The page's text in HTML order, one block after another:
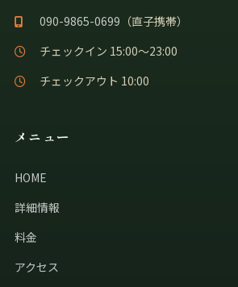
090-9865-0699 （直子携帯）
チェックイン 15:00〜23:00
チェックアウト 10:00
メニュー
HOME
詳細情報
料金
アクセス